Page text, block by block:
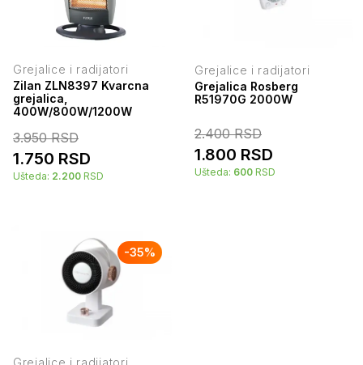
Grejalice i radijatori
Zilan ZLN8397 Kvarcna
grejalica,
400W/800W/1200W
3.950RSD
1.750 RSD
Ušteda: 2.200 RSD
Grejalice i radijatori
Grejalica Rosberg
R51970G 2000W
2.400RSD
1.800 RSD
Ušteda: 600 RSD
-35%